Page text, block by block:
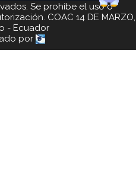
Se prohibe el uso o
COAC 14 DE MARZO,
- Ecuador
por